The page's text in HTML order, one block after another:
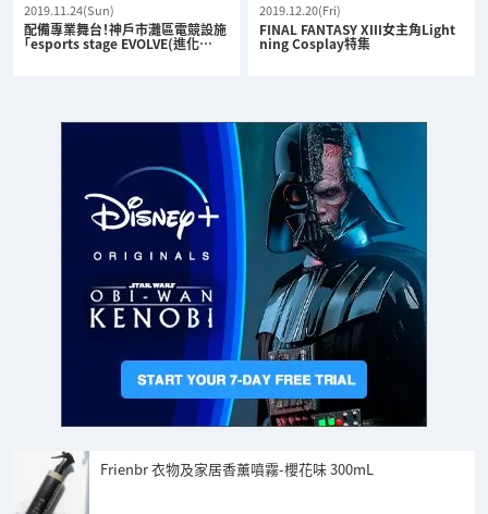
2019.11.24(Sun)
配備專業舞台！神戶市灘區電競設施
「esports stage EVOLVE(進化…
2019.12.20(Fri)
FINAL FANTASY XIII女主角Light
ning Cosplay特集
Frienbr 衣物及家居香薰噴霧-櫻花味 300mL